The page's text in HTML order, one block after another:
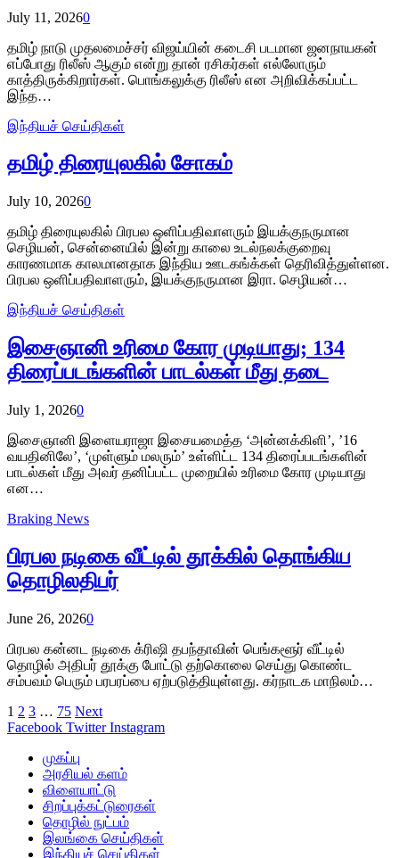
July 11, 20260
தமிழ் நாடு முதலமைச்சர் விஜய்யின் கடைசி படமான ஜனநாயகன்
எப்போது ரிலீஸ் ஆகும் என்று தான் ரசிகர்கள் எல்லோரும்
காத்திருக்கிறார்கள். பொங்கலுக்கு ரிலீஸ் என அறிவிக்கப்பட்ட
இந்த…
இந்தியச் செய்திகள்
தமிழ் திரையுலகில் சோகம்
July 10, 20260
தமிழ் திரையுலகில் பிரபல ஒளிப்பதிவாளரும் இயக்குநருமான
செழியன், சென்னையில் இன்று காலை உடல்நலக்குறைவு
காரணமாக காலமானதாக இந்திய ஊடகங்க்கள் தெரிவித்துள்ளன.
பிரபல ஒளிப்பதிவாளரும், இயக்குநருமான இரா. செழியன்…
இந்தியச் செய்திகள்
இசைஞானி உரிமை கோர முடியாது; 134
திரைப்படங்களின் பாடல்கள் மீது தடை
July 1, 20260
இசைஞானி இளையராஜா இசையமைத்த ‘அன்னக்கிளி’, ’16
வயதினிலே’, ‘முள்ளும் மலரும்’ உள்ளிட்ட 134 திரைப்படங்களின்
பாடல்கள் மீது அவர் தனிப்பட்ட முறையில் உரிமை கோர முடியாது
என…
Braking News
பிரபல நடிகை வீட்டில் தூக்கில் தொங்கிய
தொழிலதிபர்
June 26, 20260
பிரபல கன்னட நடிகை க்ரிஷி தபந்தாவின் பெங்களூர் வீட்டில்
தொழில் அதிபர் தூக்கு போட்டு தற்கொலை செய்து கொண்ட
சம்பவம் பெரும் பரபரப்பை ஏற்படுத்தியுள்ளது. கர்நாடக மாநிலம்…
1 2 3 … 75 Next
Facebook Twitter Instagram
முகப்பு
அரசியல் களம்
விளையாட்டு
சிறப்புக்கட்டுரைகள்
தொழில் நுட்பம்
இலங்கை செய்திகள்
இந்தியச் செய்திகள்